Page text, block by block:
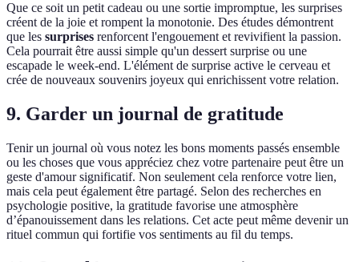
Que ce soit un petit cadeau ou une sortie impromptue, les surprises
créent de la joie et rompent la monotonie. Des études démontrent
que les surprises renforcent l'engouement et revivifient la passion.
Cela pourrait être aussi simple qu'un dessert surprise ou une
escapade le week-end. L'élément de surprise active le cerveau et
crée de nouveaux souvenirs joyeux qui enrichissent votre relation.
9. Garder un journal de gratitude
Tenir un journal où vous notez les bons moments passés ensemble
ou les choses que vous appréciez chez votre partenaire peut être un
geste d'amour significatif. Non seulement cela renforce votre lien,
mais cela peut également être partagé. Selon des recherches en
psychologie positive, la gratitude favorise une atmosphère
d’épanouissement dans les relations. Cet acte peut même devenir un
rituel commun qui fortifie vos sentiments au fil du temps.